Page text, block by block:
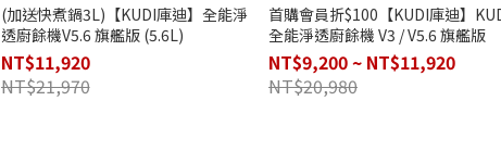
(加送快煮鍋3L)【KUDI庫迪】全能淨
透廚餘機V5.6 旗艦版 (5.6L)
NT$11,920
NT$21,970
首購會員折$100【KUDI庫迪】
全能淨透廚餘機 V3 / V5.6 旗艦版
NT$9,200 ~ NT$11,920
NT$20,980